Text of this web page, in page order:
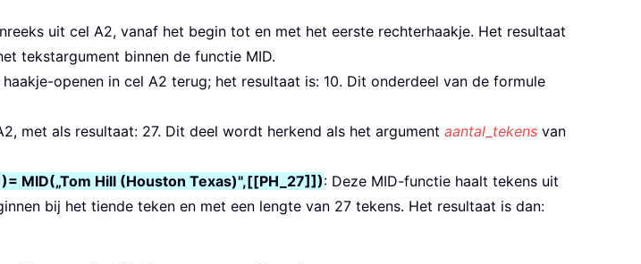
uit cel A2, vanaf het begin tot en met het eerste rechterhaakje. Het resultaat
tekstargument binnen de functie MID.
openen in cel A2 terug; het resultaat is: 10. Dit onderdeel van de formule
met als resultaat: 27. Dit deel wordt herkend als het argument aantal_tekens van
MID(„Tom Hill (Houston Texas)",[[PH_27]]): Deze MID-functie haalt tekens uit
bij het tiende teken en met een lengte van 27 tekens. Het resultaat is dan: